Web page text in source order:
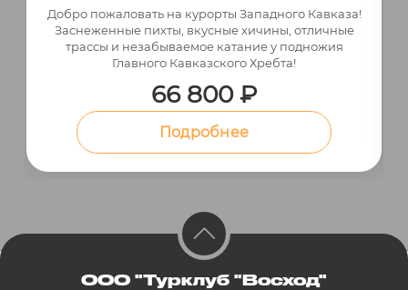
Добро пожаловать на курорты Западного Кавказа!
Заснеженные пихты, вкусные хичины, отличные
трассы и незабываемое катание у подножия
Главного Кавказского Хребта!
66 800 ₽
Подробнее
ООО "Турклуб "Восход"